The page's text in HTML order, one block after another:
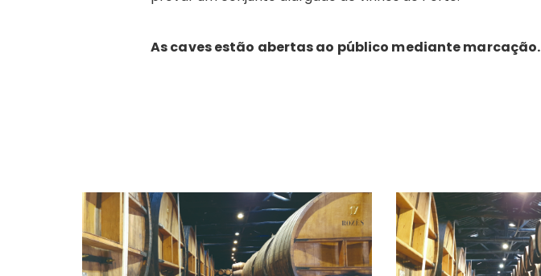
As caves estão abertas ao público mediante marcação.